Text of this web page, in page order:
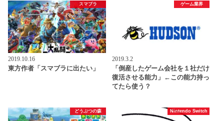
スマブラ
2019.10.16
東方作者「スマブラに出たい」
ゲーム業界
2019.3.2
「倒産したゲーム会社を１社だけ
復活させる能力」←この能力持っ
てたら使う？
どうぶつの森 Nintendo Switch